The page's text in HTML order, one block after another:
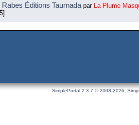
Rabes Éditions Taurnada par La Plume
SimplePortal 2.3.7 © 2008-2026,